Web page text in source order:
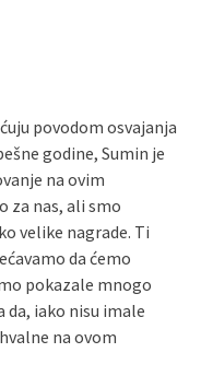
povodom osvajanja
godine, Sumin je
na ovim
za nas, ali smo
velike nagrade. Ti
da ćemo
pokazale mnogo
da, iako nisu imale
na ovom